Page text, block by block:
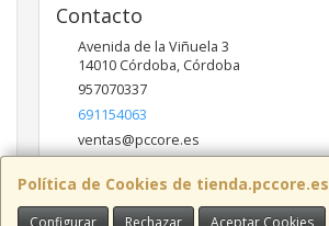
Política de Cookies de tienda.pccore.es
Configurar Rechazar Aceptar Cookies
Contacto
Avenida de la Viñuela 3
14010 Córdoba, Córdoba
957070337
691154063
ventas@pccore.es
Horario